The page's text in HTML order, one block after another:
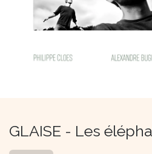
GLAISE - Les